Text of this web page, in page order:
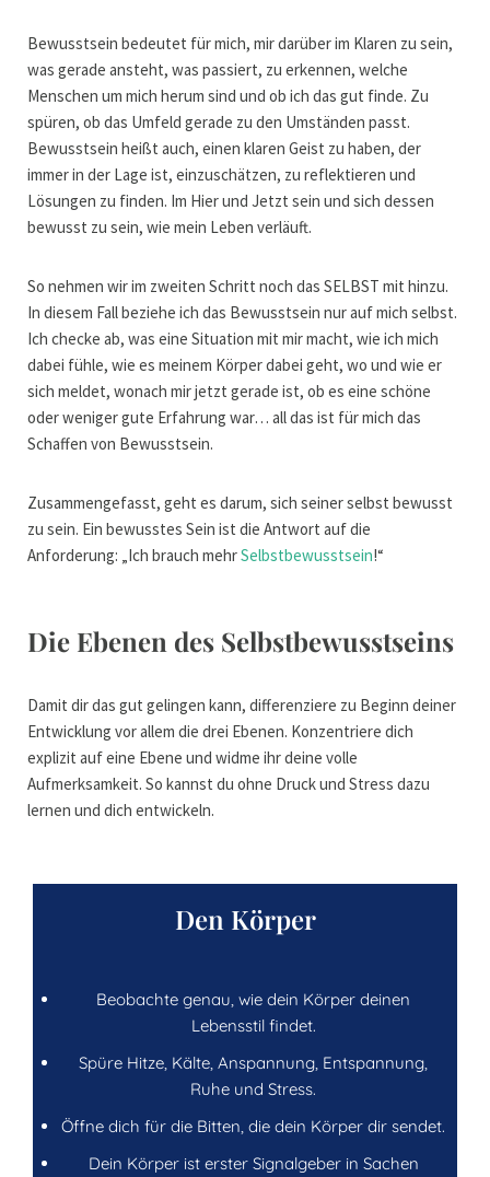
Bewusstsein bedeutet für mich, mir darüber im Klaren zu sein,
was gerade ansteht, was passiert, zu erkennen, welche
Menschen um mich herum sind und ob ich das gut finde. Zu
spüren, ob das Umfeld gerade zu den Umständen passt.
Bewusstsein heißt auch, einen klaren Geist zu haben, der
immer in der Lage ist, einzuschätzen, zu reflektieren und
Lösungen zu finden. Im Hier und Jetzt sein und sich dessen
bewusst zu sein, wie mein Leben verläuft.
So nehmen wir im zweiten Schritt noch das SELBST mit hinzu.
In diesem Fall beziehe ich das Bewusstsein nur auf mich selbst.
Ich checke ab, was eine Situation mit mir macht, wie ich mich
dabei fühle, wie es meinem Körper dabei geht, wo und wie er
sich meldet, wonach mir jetzt gerade ist, ob es eine schöne
oder weniger gute Erfahrung war… all das ist für mich das
Schaffen von Bewusstsein.
Zusammengefasst, geht es darum, sich seiner selbst bewusst
zu sein. Ein bewusstes Sein ist die Antwort auf die
Anforderung: „Ich brauch mehrSelbstbewusstsein!“
Die Ebenen des Selbstbewusstseins
Damit dir das gut gelingen kann, differenziere zu Beginn deiner
Entwicklung vor allem die drei Ebenen. Konzentriere dich
explizit auf eine Ebene und widme ihr deine volle
Aufmerksamkeit. So kannst du ohne Druck und Stress dazu
lernen und dich entwickeln.
Den Körper
Beobachte genau, wie dein Körper deinen
Lebensstil findet.
Spüre Hitze, Kälte, Anspannung, Entspannung,
Ruhe und Stress.
Öffne dich für die Bitten, die dein Körper dir sendet.
Dein Körper ist erster Signalgeber in Sachen